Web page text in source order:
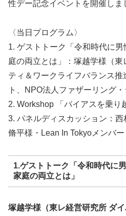
性デー記念イベントを開催しま
〈当日プログラム〉
1. ゲストトーク「令和時代に
庭の両立とは」：塚越学様（
ティ＆ワークライフバランス
ト、NPO法人ファザーリング・
2. Workshop 「バイアスを乗
3. パネルディスカッション：西
脩平様・Lean In Tokyoメンバ
1.ゲストトーク「令和時代に
家庭の両立とは」
塚越学様（東レ経営研究所 ダ